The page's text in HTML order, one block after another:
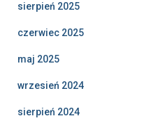
sierpień 2025
czerwiec 2025
maj 2025
wrzesień 2024
sierpień 2024